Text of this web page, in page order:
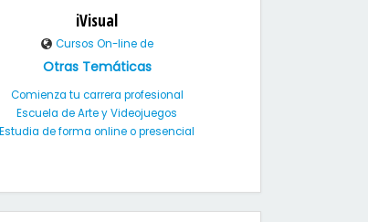
iVisual
Cursos On-line de
Otras Temáticas
Comienza tu carrera profesional
Escuela de Arte y Videojuegos
Estudia de forma online o presencial